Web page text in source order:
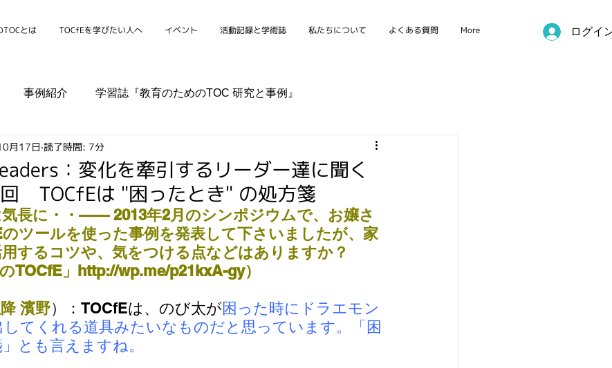
TOCとは TOCfEを学びたい人へ イベント 活動記録と学術誌 私たちについて よくある質問 More ログイ
事例紹介 学習誌『教育のためのTOC 研究と事例』
ポジウム 学校 国際カンファレンス
：変化を牽引するリーダー達に聞く
TOCfEは "困ったとき" の処方箋
月17日 読了時間: 7分
長に・・—— 2013年2月のシンポジウムで、お嬢さ
ツールを使った事例を発表して下さいましたが、家
するコツや、気をつける点などはありますか？
TOCfE」http://wp.me/p21kxA-gy）
濱野）：TOCfEは、のび太が困った時にドラエモン
てくれる道具みたいなものだと思っています。「困
とも言えますね。